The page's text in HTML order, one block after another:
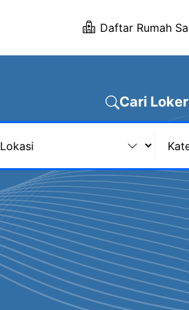
Daftar Rumah
Cari